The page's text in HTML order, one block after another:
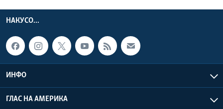
НАКУСО...
ИНФО
ГЛАС НА АМЕРИКА